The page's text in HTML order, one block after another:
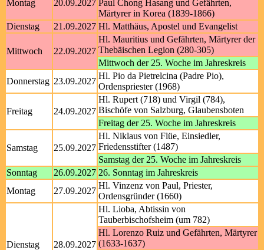
Montag 20.09.2027 Paul Chong Hasang und Gefährten,
Märtyrer in Korea (1839-1866)
Dienstag
21.09.2027 Hl. Matthäus, Apostel und Evangelist
Mittwoch 22.09.2027
Hl. Mauritius und Gefährten, Märtyrer der
Thebäischen Legion (280-305)
Mittwoch der 25. Woche im Jahreskreis
Donnerstag 23.09.2027
Hl. Pio da Pietrelcina (Padre Pio),
Ordenspriester (1968)
Freitag 24.09.2027
Hl. Rupert (718) und Virgil (784),
Bischöfe von Salzburg, Glaubensboten
Freitag der 25. Woche im Jahreskreis
Samstag 25.09.2027
Hl. Niklaus von Flüe, Einsiedler,
Friedensstifter (1487)
Samstag der 25. Woche im Jahreskreis
Sonntag
26.09.2027 26. Sonntag im Jahreskreis
Montag
27.09.2027
Hl. Vinzenz von Paul, Priester,
Ordensgründer (1660)
Dienstag 28.09.2027
Hl. Lioba, Abtissin von
Tauberbischofsheim (um 782)
Hl. Lorenzo Ruiz und Gefährten, Märtyrer
(1633-1637)